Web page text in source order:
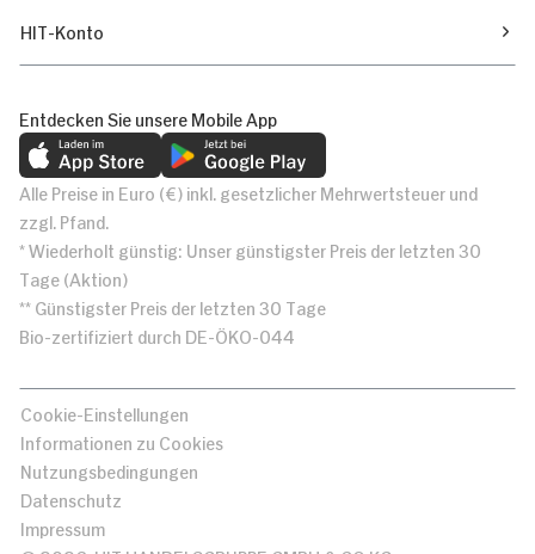
HIT-Konto
Entdecken Sie unsere Mobile App
Alle Preise in Euro (€) inkl. gesetzlicher Mehrwertsteuer und
zzgl. Pfand.
* Wiederholt günstig: Unser günstigster Preis der letzten 30
Tage (Aktion)
** Günstigster Preis der letzten 30 Tage
Bio-zertifiziert durch DE-ÖKO-044
Cookie-Einstellungen
Informationen zu Cookies
Nutzungsbedingungen
Datenschutz
Impressum